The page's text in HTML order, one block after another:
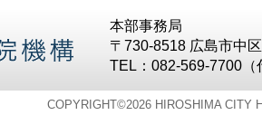
本部事務局
〒730-8518 広島市中
TEL：082-569-7700
COPYRIGHT©2026 HIROSHIMA CITY